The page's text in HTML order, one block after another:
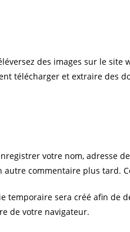
des images sur le site
télécharger et extraire des
votre nom, adresse
commentaire plus tard.
temporaire sera créé afin
de votre navigateur.